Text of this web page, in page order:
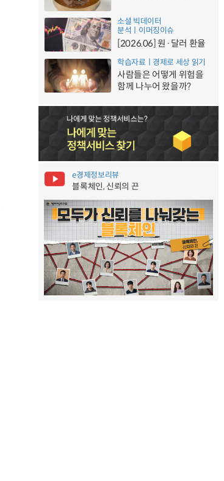
소셜 빅데이터
분석ㅣ이머징이슈
[2026.06] 원·달러 환율
학습자료ㅣ경제로 세상 읽기
사람들은 어떻게 위험을
함께 나누어 왔을까?
e경제정보리뷰
블록체인, 신뢰의 끈